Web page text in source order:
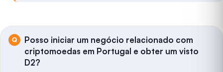
Posso iniciar um negócio relacionado com
criptomoedas em Portugal e obter um visto
D2?